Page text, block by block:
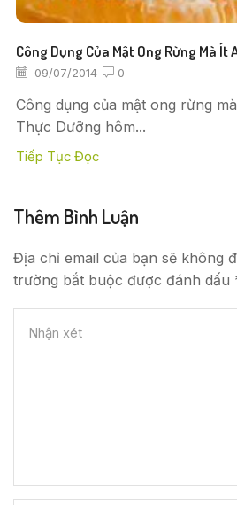
Công Dụng Của Mật Ong Rừng Mà Ít
09/07/2014 0
Công dụng của mật ong rừng
Thực Dưỡng hôm...
Tiếp Tục Đọc
Thêm Bình Luận
Địa chỉ email của bạn sẽ không
trường bắt buộc được đánh dấu